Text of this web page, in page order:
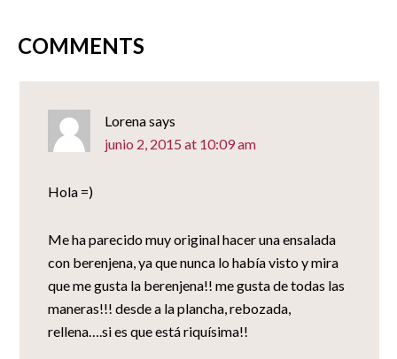
COMMENTS
Lorenasays
junio 2, 2015 at 10:09 am
Hola =)
Me ha parecido muy original hacer una ensalada
con berenjena, ya que nunca lo había visto y mira
que me gusta la berenjena!! me gusta de todas las
maneras!!! desde a la plancha, rebozada,
rellena….si es que está riquísima!!